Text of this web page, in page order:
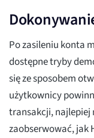
Po zasileniu konta
dostępne tryby
się ze sposobem
użytkownicy
transakcji, najlepiej
zaobserwować, jak